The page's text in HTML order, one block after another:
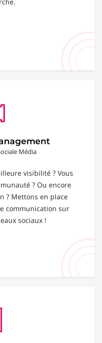
Média
visibilité ? Vous
? Ou encore
? Mettons en place
communication sur
sociaux !